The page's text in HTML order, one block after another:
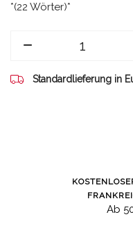
*(22 Wörter)*
Standardlieferung in
Ab